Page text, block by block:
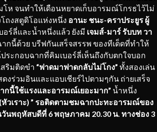
ห จนทำให้เดือนหยาดเก็บอารมณ์โกรธไว้ไม่
ถงสตูดิโอแห่งหนึ่ง อานะ ชนะ-คราประยูร ผู้
ร์ลี่และน้ำหนึ่งแล้ว ยังมี เจมส์-มาร์ รับบท วา
กนี้ด้วย บรีฟกันเสร็จสรรพ ของทีเด็ดที่ทำให้
ระกอบฉากที่คิมเบอร์ลี่เห็นถึงกับตกใจบอก
ริมติดขำ “ฟาดมาฟาดกลับไม่โกง” ทั้งสองเล่น
ร่วมอินและแอบเชียร์ไปตามๆกัน ถ่ายเสร็จ
กนี้ใช้แรงและอารมณ์เยอะมาก” น้ำหนึ่ง
วเราะ) ” รอติดตามชมฉากปะทะอารมณ์ของ
นพฤหัสบดีที่ 6 พฤษภาคม 20.30 น. ทางช่อง 3